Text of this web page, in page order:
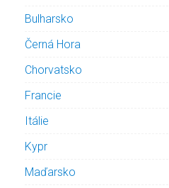
Bulharsko
Černá Hora
Chorvatsko
Francie
Itálie
Kypr
Maďarsko